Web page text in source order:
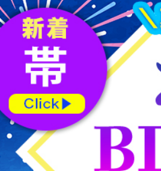
紬着物
大正ロマン着物
紋つき
リサイ
アンティーク袋帯
アンティーク丸帯
新品/リサイクル袋帯
新品/リサイクル丸帯
リサイ
リサイ
大正ロ
帯揚げ
伊達締め
下駄
足袋
扇子
長襦袢
莨盆
皆具
風炉
棚
薄茶器
縁高
蓋置
敷板
急須
掛軸 書画
中国画
天然石/パワーストーン
宮古上布
結城紬
ひげ紬
80/100亀甲
友禅(手描き／金彩)
すくい織
古伊万里焼
有田焼
瀬戸焼
砥部焼